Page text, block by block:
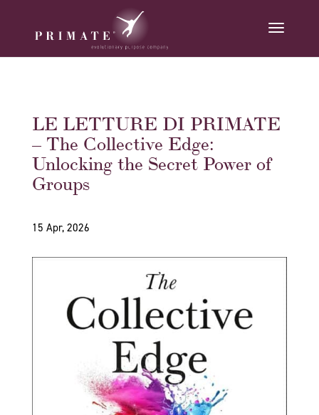
LE LETTURE DI PRIMATE
– The Collective Edge:
Unlocking the Secret Power of
Groups
15 Apr, 2026